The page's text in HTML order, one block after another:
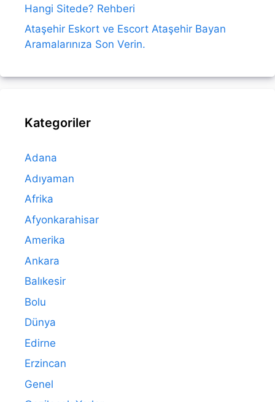
Hangi Sitede? Rehberi
Ataşehir Eskort ve Escort Ataşehir Bayan
Aramalarınıza Son Verin.
Kategoriler
Adana
Adıyaman
Afrika
Afyonkarahisar
Amerika
Ankara
Balıkesir
Bolu
Dünya
Edirne
Erzincan
Genel